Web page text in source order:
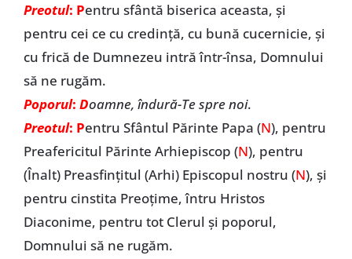
Preotul: Pentru sfântă biserica aceasta, și
pentru cei ce cu credință, cu bună cucernicie, și
cu frică de Dumnezeu intră într-însa, Domnului
să ne rugăm.
Poporul: Doamne, îndură-Te spre noi.
Preotul: Pentru Sfântul Părinte Papa (N), pentru
Preafericitul Părinte Arhiepiscop (N), pentru
(Înalt) Preasfințitul (Arhi) Episcopul nostru (N), și
pentru cinstita Preoțime, întru Hristos
Diaconime, pentru tot Clerul și poporul,
Domnului să ne rugăm.